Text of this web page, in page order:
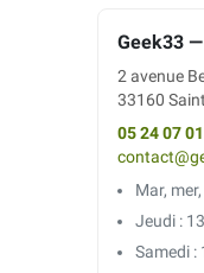
Geek33
2 avenue
33160
05 24 07
Mar,
Jeudi :
Samedi :